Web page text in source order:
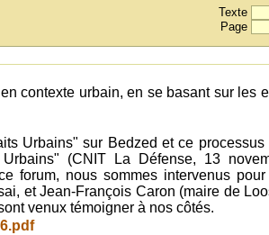
Texte
Page
contexte urbain, en se basant sur les
Urbains" sur Bedzed et ce processus
(CNIT La Défense, 13
forum, nous sommes intervenus
et Jean-François Caron (maire de
venux témoigner à nos côtés.